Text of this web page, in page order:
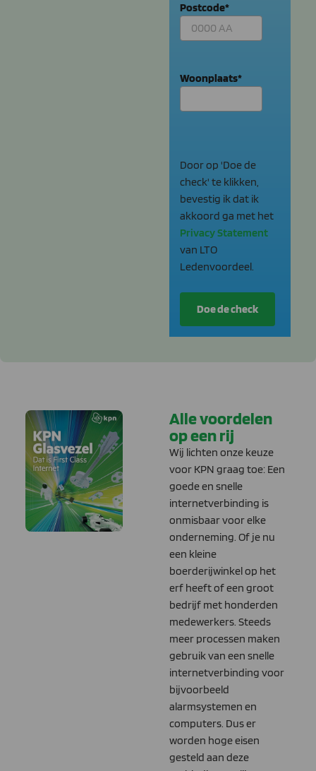
Postcode*
Woonplaats*
Door op 'Doe de
check' te klikken,
bevestig ik dat ik
akkoord ga met het
Privacy Statement
van LTO
Ledenvoordeel.
Alle voordelen
op een rij
Wij lichten onze keuze
voor KPN graag toe: Een
goede en snelle
internetverbinding is
onmisbaar voor elke
onderneming. Of je nu
een kleine
boerderijwinkel op het
erf heeft of een groot
bedrijf met honderden
medewerkers. Steeds
meer processen maken
gebruik van een snelle
internetverbinding voor
bijvoorbeeld
alarmsystemen en
computers. Dus er
worden hoge eisen
gesteld aan deze